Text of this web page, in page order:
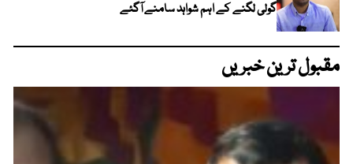
گولی لگنے کے اہم شواہد سامنے آگئے
مقبول ترین خبریں